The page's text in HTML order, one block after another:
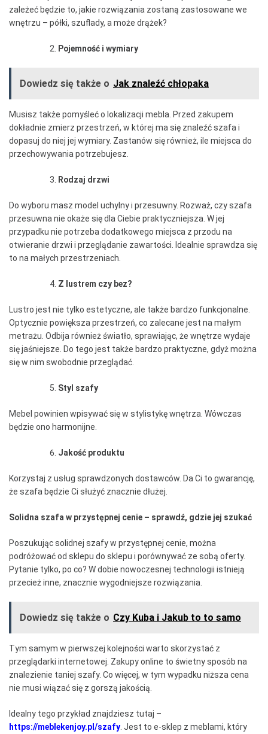
zależeć będzie to, jakie rozwiązania zostaną zastosowane we
wnętrzu – półki, szuflady, a może drążek?
Pojemność i wymiary
Dowiedz się także o Jak znaleźć chłopaka
Musisz także pomyśleć o lokalizacji mebla. Przed zakupem
dokładnie zmierz przestrzeń, w której ma się znaleźć szafa i
dopasuj do niej jej wymiary. Zastanów się również, ile miejsca do
przechowywania potrzebujesz.
Rodzaj drzwi
Do wyboru masz model uchylny i przesuwny. Rozważ, czy szafa
przesuwna nie okaże się dla Ciebie praktyczniejsza. W jej
przypadku nie potrzeba dodatkowego miejsca z przodu na
otwieranie drzwi i przeglądanie zawartości. Idealnie sprawdza się
to na małych przestrzeniach.
Z lustrem czy bez?
Lustro jest nie tylko estetyczne, ale także bardzo funkcjonalne.
Optycznie powiększa przestrzeń, co zalecane jest na małym
metrażu. Odbija również światło, sprawiając, że wnętrze wydaje
się jaśniejsze. Do tego jest także bardzo praktyczne, gdyż można
się w nim swobodnie przeglądać.
Styl szafy
Mebel powinien wpisywać się w stylistykę wnętrza. Wówczas
będzie ono harmonijne.
Jakość produktu
Korzystaj z usług sprawdzonych dostawców. Da Ci to gwarancję,
że szafa będzie Ci służyć znacznie dłużej.
Solidna szafa w przystępnej cenie – sprawdź, gdzie jej szukać
Poszukując solidnej szafy w przystępnej cenie, można
podróżować od sklepu do sklepu i porównywać ze sobą oferty.
Pytanie tylko, po co? W dobie nowoczesnej technologii istnieją
przecież inne, znacznie wygodniejsze rozwiązania.
Dowiedz się także o Czy Kuba i Jakub to to samo
Tym samym w pierwszej kolejności warto skorzystać z
przeglądarki internetowej. Zakupy online to świetny sposób na
znalezienie taniej szafy. Co więcej, w tym wypadku niższa cena
nie musi wiązać się z gorszą jakością.
Idealny tego przykład znajdziesz tutaj –
https://meblekenjoy.pl/szafy . Jest to e-sklep z meblami, który